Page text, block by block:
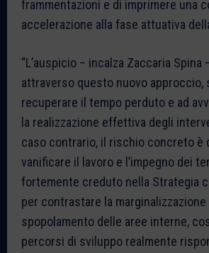
frammentazioni e di imprimere una
accelerazione alla fase attuativa
“L’auspicio – incalza Zaccaria Spina
attraverso questo nuovo approccio,
recuperare il tempo perduto e ad
la realizzazione effettiva degli
caso contrario, il rischio concreto è
vanificare il lavoro e l’impegno dei
fortemente creduto nella Strategia
per contrastare la marginalizzazione
spopolamento delle aree interne,
percorsi di sviluppo realmente